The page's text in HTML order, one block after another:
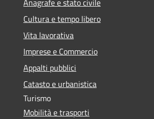
Cultura e tempo libero
Vita lavorativa
Imprese e Commercio
Appalti pubblici
Catasto e urbanistica
Turismo
Mobilità e trasporti